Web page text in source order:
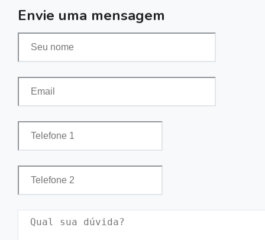
Envie uma mensagem